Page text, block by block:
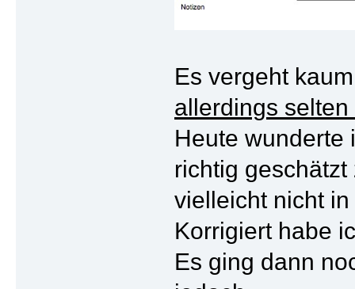
Es vergeht
allerdings
Heute wunderte
richtig
vielleicht nicht
Korrigiert habe
Es ging dann